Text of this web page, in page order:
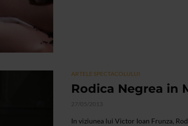
ARTELE SPECTACOLULUI
Rodica Negrea in
27/05/2013
In viziunea lui Victor Ioan Frunza,